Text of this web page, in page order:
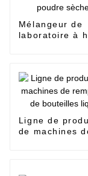
Mélangeur de
laboratoire à
Ligne de
de machines